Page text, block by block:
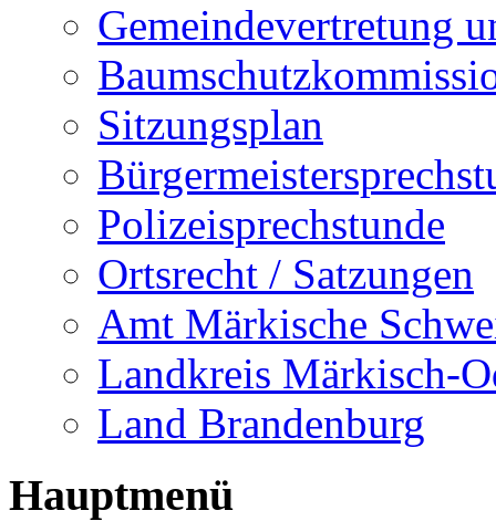
Gemeindevertretung
Sitzungsplan
Polizeisprechstunde
Ortsrecht / Satzungen
Amt Märkische
Landkreis Märkisch-
Land Brandenburg
Hauptmenü